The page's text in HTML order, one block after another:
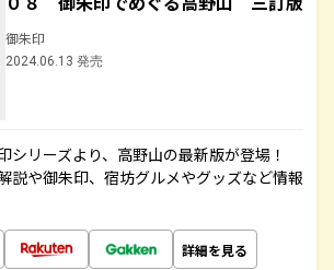
御朱印
2024.06.13 発売
シリーズより、高野山の最新版が登場！
説や御朱印、宿坊グルメやグッズなど情報
詳細を見る